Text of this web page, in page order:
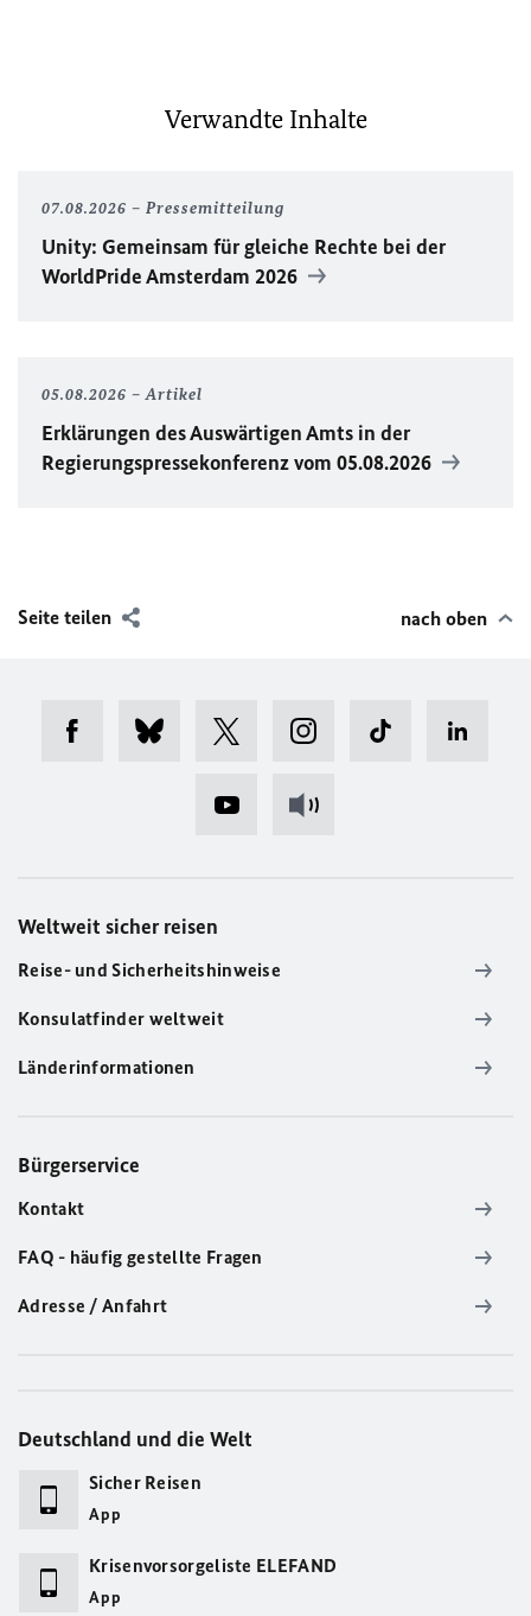
Verwandte Inhalte
07.08.2026 Pressemitteilung
Unity: Gemeinsam für gleiche Rechte bei der
WorldPrideAmsterdam 2026
05.08.2026 Artikel
Erklärungen des Auswärtigen Amts in der
Regierungspressekonferenz vom 05.08.2026
Seite teilen nach oben
Weltweit sicher reisen
Reise- und Sicherheitshinweise
Konsulatfinder weltweit
Länderinformationen
Bürgerservice
Kontakt
FAQ - häufig gestellte Fragen
Adresse / Anfahrt
Deutschland und die Welt
Sicher Reisen
App
Krisenvorsorgeliste ELEFAND
App